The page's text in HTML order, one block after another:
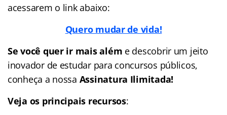
acessarem o link abaixo:
Quero mudar de vida!
Se você quer ir mais além e descobrir um jeito
inovador de estudar para concursos públicos,
conheça a nossa Assinatura Ilimitada!
Veja os principais recursos: